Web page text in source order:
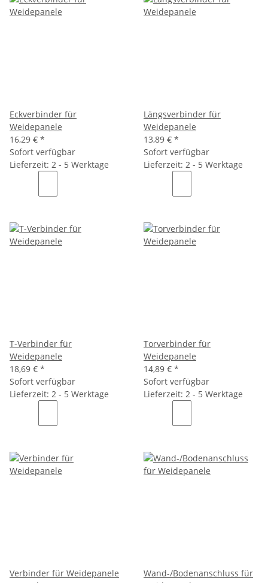
Eckverbinder für
Weidepanele
16,29 € *
Sofort verfügbar
Lieferzeit: 2 - 5 Werktage
Längsverbinder für
Weidepanele
13,89 € *
Sofort verfügbar
Lieferzeit: 2 - 5 Werktage
T-Verbinder für
Weidepanele
18,69 € *
Sofort verfügbar
Lieferzeit: 2 - 5 Werktage
Torverbinder für
Weidepanele
14,89 € *
Sofort verfügbar
Lieferzeit: 2 - 5 Werktage
Verbinder für Weidepanele
Wand-/Bodenanschluss für